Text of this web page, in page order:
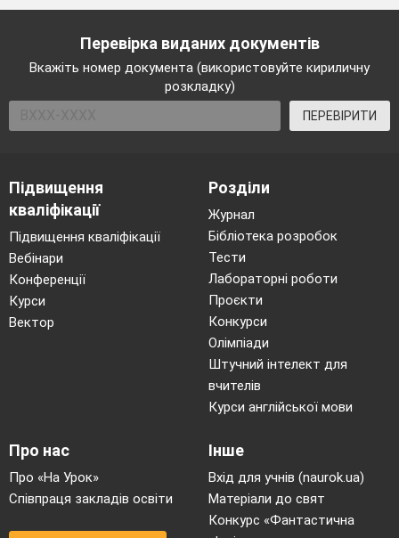
Перевірка виданих документів
Вкажіть номер документа (використовуйте кириличну
розкладку)
ПЕРЕВІРИТИ
Підвищення
кваліфікації
Підвищення кваліфікації
Вебінари
Конференції
Курси
Вектор
Розділи
Журнал
Бібліотека розробок
Тести
Лабораторні роботи
Проєкти
Конкурси
Олімпіади
Штучний інтелект для
вчителів
Курси англійської мови
Про нас
Про «На Урок»
Співпраця закладів освіти
Інше
Вхід для учнів (naurok.ua)
Матеріали до свят
Конкурс «Фантастична